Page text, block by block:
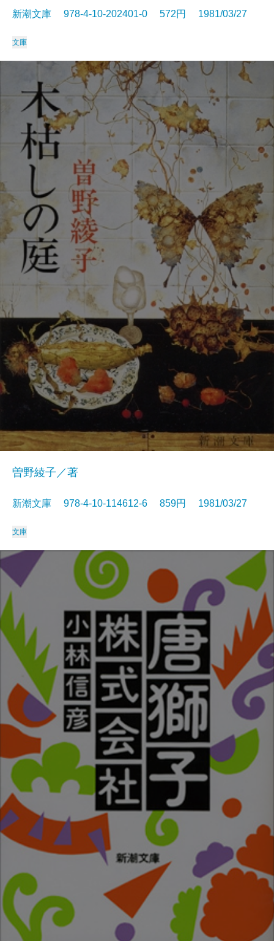
新潮文庫 978-4-10-202401-0 572円 1981/03/27
文庫
曽野綾子／著
新潮文庫 978-4-10-114612-6 859円 1981/03/27
文庫